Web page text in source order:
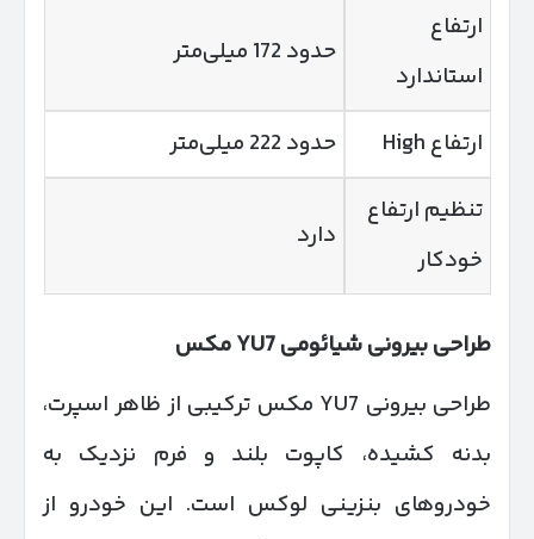
ارتفاع
استاندارد
حدود 172 میلی‌متر
ارتفاع High
حدود 222 میلی‌متر
تنظیم ارتفاع
خودکار
دارد
طراحی بیرونی شیائومی YU7 مکس
طراحی بیرونی YU7 مکس ترکیبی از ظاهر اسپرت،
بدنه کشیده، کاپوت بلند و فرم نزدیک به
خودروهای بنزینی لوکس است. این خودرو از